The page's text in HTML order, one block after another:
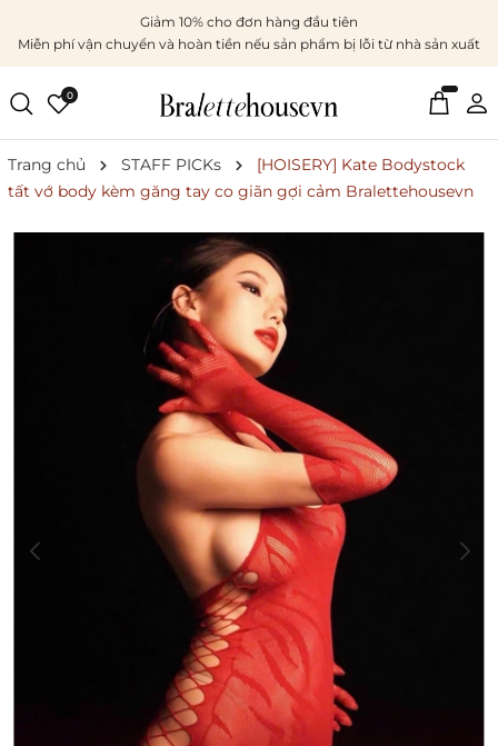
Giảm 10% cho đơn hàng đầu tiên
Miễn phí vận chuyển và hoàn tiền nếu sản phẩm bị lỗi từ nhà sản xuất
0
Trang chủ STAFF PICKs
[HOISERY] Kate Bodystock
tất vớ body kèm găng tay co giãn gợi cảm Bralettehousevn